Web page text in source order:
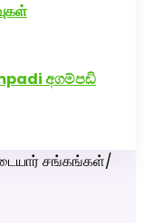
අගම්පඩි
சங்கங்கள்/